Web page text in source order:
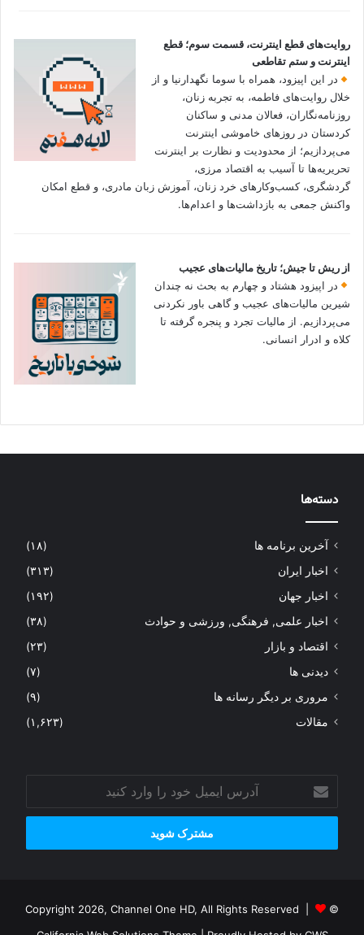
روایت‌های قطع اینترنت، قسمت سوم؛ قطع
اینترنت و ستم تقاطعی
در این اپیزود، همراه با سوما نگهدارنیا و از
خلال روایت‌های فاطمه، به تجربه زنان،
روزنامه‌نگاران، فعالان مدنی و ساکنان
کردستان در روزهای خاموشی اینترنت
می‌پردازیم؛ از محدودیت و نظارت بر اینترنت
تحریریه‌ها تا آسیب به اقتصاد مرزی،
گردشگری، کسب‌وکارهای خرد زنان، آموزش زبان مادری، و قطع امکان
واکنش جمعی به بازداشت‌ها و اعدام‌ها.
از ریش تا جیش؛ تاریخ مالیات‌های عجیب
در اپیزود هشتاد و چهارم به بحث نه چندان
شیرین مالیات‌های عجیب و گاهی باور نکردنی‌
می‌پردازیم. از مالیات تجرد و پنجره گرفته تا
کلاه و ادرار انسانی.
دسته‌ها
آخرین برنامه ها
(۱۸)
اخبار ایران
(۳۱۳)
اخبار جهان
(۱۹۲)
اخبار علمی, فرهنگی, ورزشی و حوادث
(۳۸)
اقتصاد و بازار
(۲۳)
دیدنی ها
(۷)
مروری بر دیگر رسانه ها
(۹)
مقالات
(۱,۶۲۳)
ایمیل
خود
وارد
© Copyright 2026, Channel One HD, All Rights Reserved |